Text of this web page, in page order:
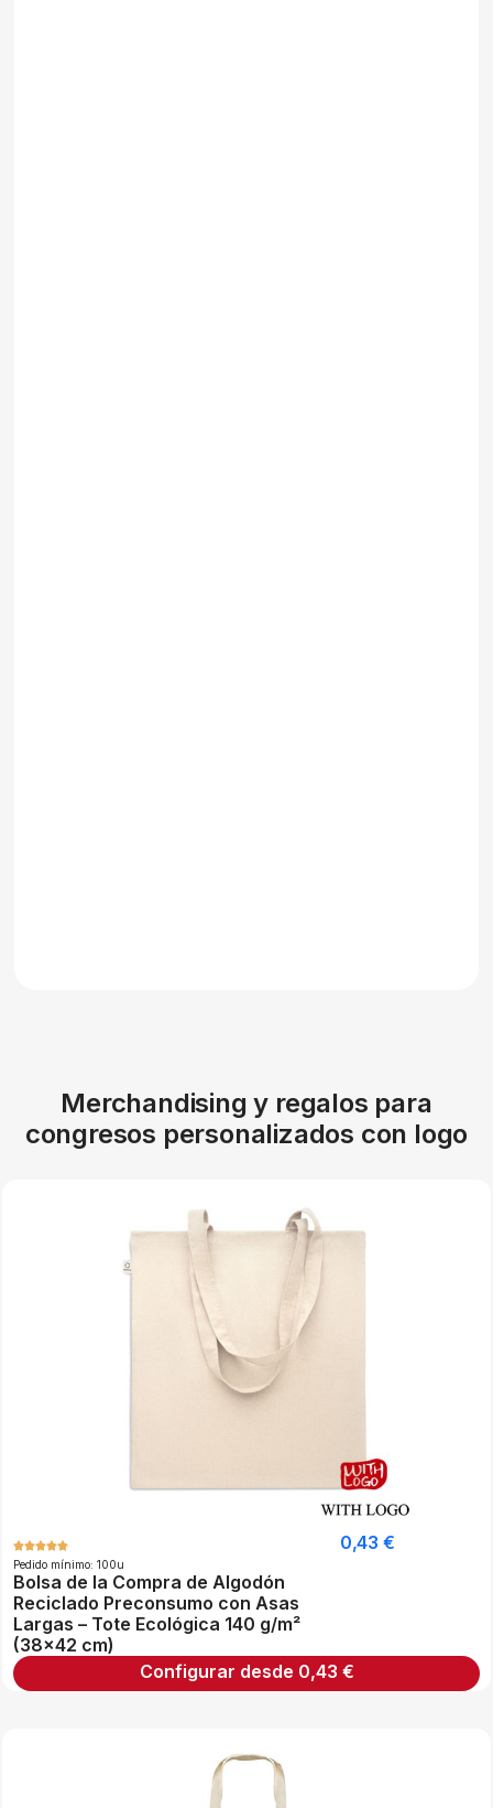
Merchandising y regalos para
congresos personalizados con logo
Pedido mínimo: 100u
Bolsa de la Compra de Algodón
Reciclado Preconsumo con Asas
Largas – Tote Ecológica 140 g/m²
(38×42 cm)
0,43 €
Configurar desde 0,43 €